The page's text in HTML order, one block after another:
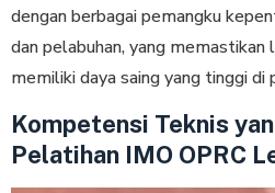
dengan berbagai pemangku
dan pelabuhan, yang memastikan
memiliki daya saing yang tinggi di
Kompetensi Teknis
Pelatihan IMO OPRC